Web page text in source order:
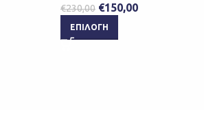
€230,00 €150,00
ΕΠΙΛΟΓΉ